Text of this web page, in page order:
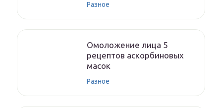
Разное
Омоложение лица 5
рецептов аскорбиновых
масок
Разное